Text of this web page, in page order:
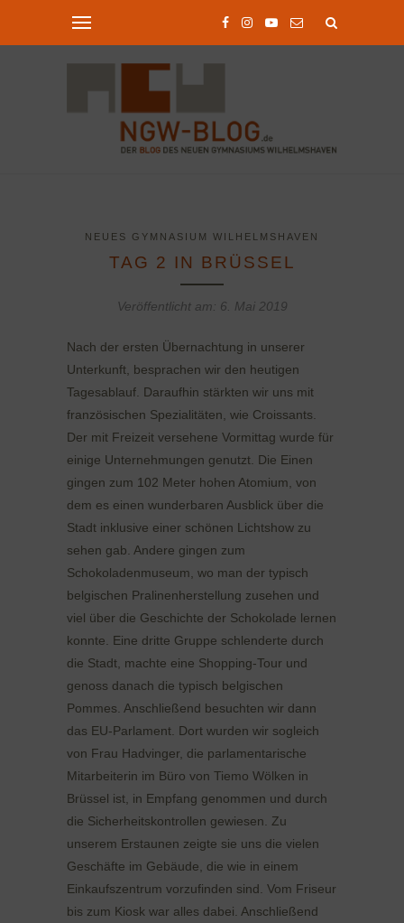
NEUES GYMNASIUM WILHELMSHAVEN
TAG 2 IN BRÜSSEL
Veröffentlicht am: 6. Mai 2019
Nach der ersten Übernachtung in unserer
Unterkunft, besprachen wir den heutigen
Tagesablauf. Daraufhin stärkten wir uns mit
französischen Spezialitäten, wie Croissants.
Der mit Freizeit versehene Vormittag wurde für
einige Unternehmungen genutzt. Die Einen
gingen zum 102 Meter hohen Atomium, von
dem es einen wunderbaren Ausblick über die
Stadt inklusive einer schönen Lichtshow zu
sehen gab. Andere gingen zum
Schokoladenmuseum, wo man der typisch
belgischen Pralinenherstellung zusehen und
viel über die Geschichte der Schokolade lernen
konnte. Eine dritte Gruppe schlenderte durch
die Stadt, machte eine Shopping-Tour und
genoss danach die typisch belgischen
Pommes. Anschließend besuchten wir dann
das EU-Parlament. Dort wurden wir sogleich
von Frau Hadvinger, die parlamentarische
Mitarbeiterin im Büro von Tiemo Wölken in
Brüssel ist, in Empfang genommen und durch
die Sicherheitskontrollen gewiesen. Zu
unserem Erstaunen zeigte sie uns die vielen
Geschäfte im Gebäude, die wie in einem
Einkaufszentrum vorzufinden sind. Vom Friseur
bis zum Kiosk war alles dabei. Anschließend